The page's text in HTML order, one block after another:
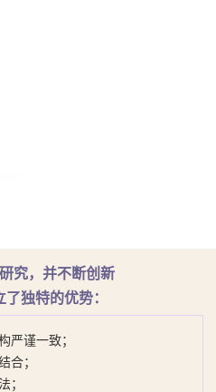
究，并不断创新
了独特的优势：
严谨一致；
合；
；